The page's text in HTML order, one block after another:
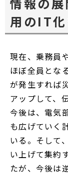
用のIT
現在、乗務員
ほぼ全員とな
が発生すれば
アップして、
今後は、電気
も広げていく
いる。そして
い上げて集約
たが、今後は